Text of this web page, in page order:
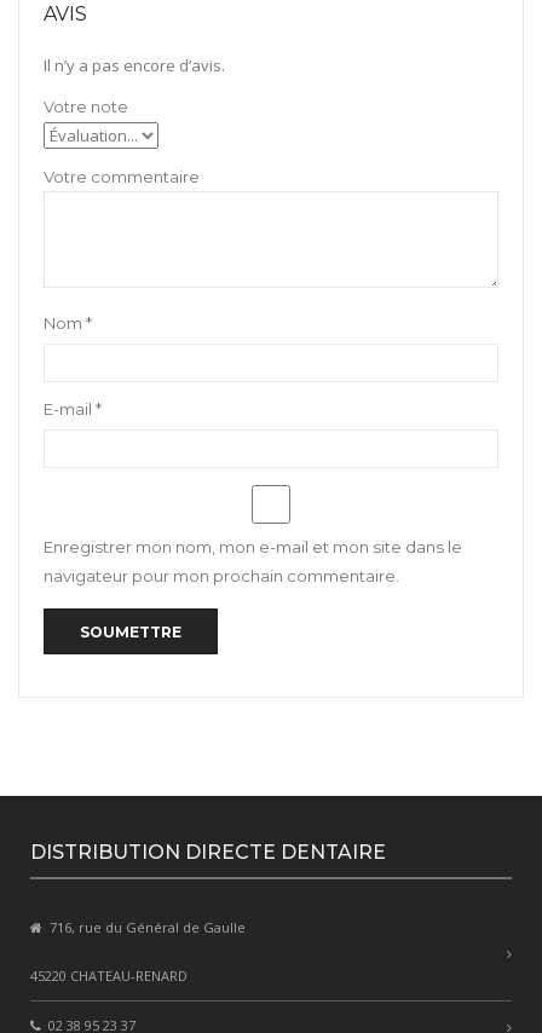
AVIS
Il n’y a pas encore d’avis.
Nom *
E-mail *
Enregistrer mon nom, mon e-mail et mon site dans le
navigateur pour mon prochain commentaire.
DISTRIBUTION DIRECTE DENTAIRE
716, rue du Général de Gaulle
45220 CHATEAU-RENARD
02 38 95 23 37